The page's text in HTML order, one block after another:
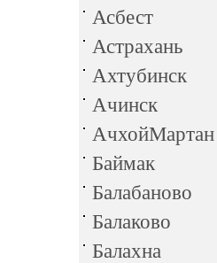
Асбест
Астрахань
Ахтубинск
Ачинск
АчхойМартан
Баймак
Балабаново
Балаково
Балахна